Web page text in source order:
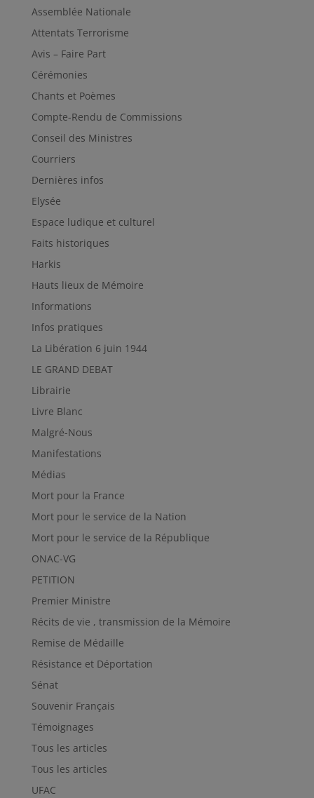
Assemblée Nationale
Attentats Terrorisme
Avis – Faire Part
Cérémonies
Chants et Poèmes
Compte-Rendu de Commissions
Conseil des Ministres
Courriers
Dernières infos
Elysée
Espace ludique et culturel
Faits historiques
Harkis
Hauts lieux de Mémoire
Informations
Infos pratiques
La Libération 6 juin 1944
LE GRAND DEBAT
Librairie
Livre Blanc
Malgré-Nous
Manifestations
Médias
Mort pour la France
Mort pour le service de la Nation
Mort pour le service de la République
ONAC-VG
PETITION
Premier Ministre
Récits de vie , transmission de la Mémoire
Remise de Médaille
Résistance et Déportation
Sénat
Souvenir Français
Témoignages
Tous les articles
Tous les articles
UFAC